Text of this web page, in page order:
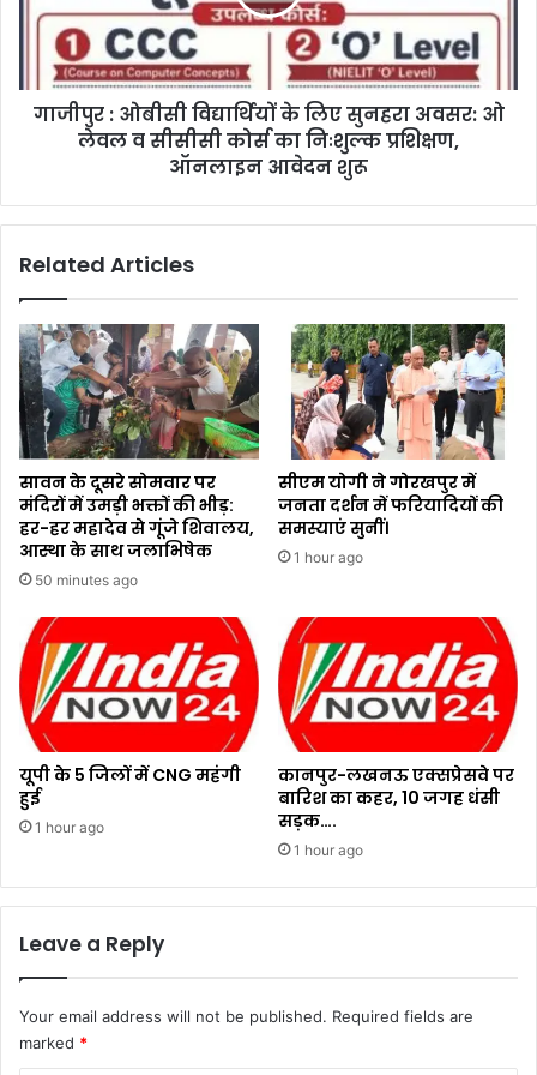
गाजीपुर : ओबीसी विद्यार्थियों के लिए सुनहरा अवसर: ओ
लेवल व सीसीसी कोर्स का निःशुल्क प्रशिक्षण,
ऑनलाइन आवेदन शुरू
Related Articles
सावन के दूसरे सोमवार पर
मंदिरों में उमड़ी भक्तों की भीड़:
हर-हर महादेव से गूंजे शिवालय,
आस्था के साथ जलाभिषेक
50 minutes ago
सीएम योगी ने गोरखपुर में
जनता दर्शन में फरियादियों की
समस्याएं सुनीं।
1 hour ago
यूपी के 5 जिलों में CNG महंगी
हुई
1 hour ago
कानपुर-लखनऊ एक्सप्रेसवे पर
बारिश का कहर, 10 जगह धंसी
सड़क….
1 hour ago
Leave a Reply
Your email address will not be published. Required fields are
marked *